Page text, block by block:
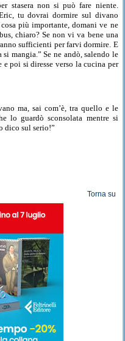
stasera non si può fare niente.
tu dovrai dormire sul divano
più importante, domani ve ne
chiaro?Se non vi va bene una
sufficienti per farvi dormire. E
si mangia.” Sene andò, salendo le
e poi si diresse verso la cucina per
ma, sai com’è, tra quello e le
lo guardò sconsolata mentre si
dico sul serio!”
Torna su